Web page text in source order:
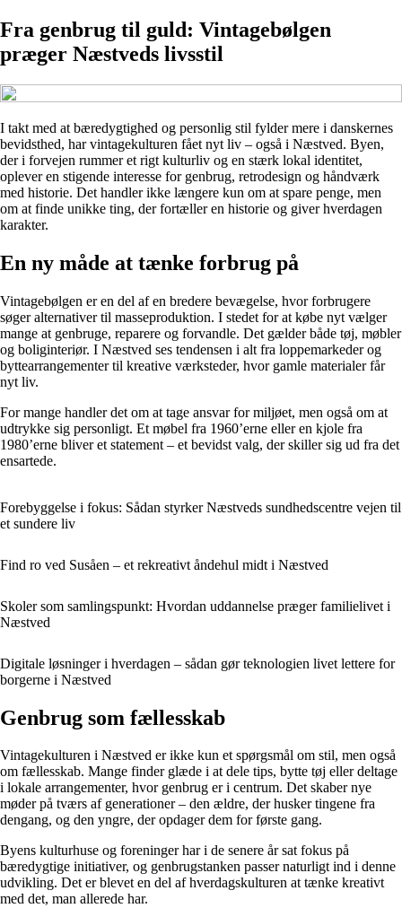
Fra genbrug til guld: Vintagebølgen
præger Næstveds livsstil
I takt med at bæredygtighed og personlig stil fylder mere i danskernes
bevidsthed, har vintagekulturen fået nyt liv – også i Næstved. Byen,
der i forvejen rummer et rigt kulturliv og en stærk lokal identitet,
oplever en stigende interesse for genbrug, retrodesign og håndværk
med historie. Det handler ikke længere kun om at spare penge, men
om at finde unikke ting, der fortæller en historie og giver hverdagen
karakter.
En ny måde at tænke forbrug på
Vintagebølgen er en del af en bredere bevægelse, hvor forbrugere
søger alternativer til masseproduktion. I stedet for at købe nyt vælger
mange at genbruge, reparere og forvandle. Det gælder både tøj, møbler
og boliginteriør. I Næstved ses tendensen i alt fra loppemarkeder og
byttearrangementer til kreative værksteder, hvor gamle materialer får
nyt liv.
For mange handler det om at tage ansvar for miljøet, men også om at
udtrykke sig personligt. Et møbel fra 1960’erne eller en kjole fra
1980’erne bliver et statement – et bevidst valg, der skiller sig ud fra det
ensartede.
Forebyggelse i fokus: Sådan styrker Næstveds sundhedscentre vejen til
et sundere liv
Find ro ved Susåen – et rekreativt åndehul midt i Næstved
Skoler som samlingspunkt: Hvordan uddannelse præger familielivet i
Næstved
Digitale løsninger i hverdagen – sådan gør teknologien livet lettere for
borgerne i Næstved
Genbrug som fællesskab
Vintagekulturen i Næstved er ikke kun et spørgsmål om stil, men også
om fællesskab. Mange finder glæde i at dele tips, bytte tøj eller deltage
i lokale arrangementer, hvor genbrug er i centrum. Det skaber nye
møder på tværs af generationer – den ældre, der husker tingene fra
dengang, og den yngre, der opdager dem for første gang.
Byens kulturhuse og foreninger har i de senere år sat fokus på
bæredygtige initiativer, og genbrugstanken passer naturligt ind i denne
udvikling. Det er blevet en del af hverdagskulturen at tænke kreativt
med det, man allerede har.